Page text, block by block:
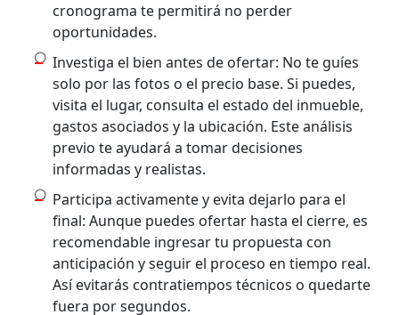
cronograma te permitirá no perder
oportunidades.
Investiga el bien antes de ofertar: No te guíes
solo por las fotos o el precio base. Si puedes,
visita el lugar, consulta el estado del inmueble,
gastos asociados y la ubicación. Este análisis
previo te ayudará a tomar decisiones
informadas y realistas.
Participa activamente y evita dejarlo para el
final: Aunque puedes ofertar hasta el cierre, es
recomendable ingresar tu propuesta con
anticipación y seguir el proceso en tiempo real.
Así evitarás contratiempos técnicos o quedarte
fuera por segundos.